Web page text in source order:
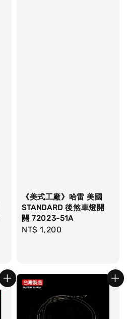
《美式工廠》哈雷 美國
STANDARD 後煞車燈開
關 72023-51A
Regular
NT$ 1,200